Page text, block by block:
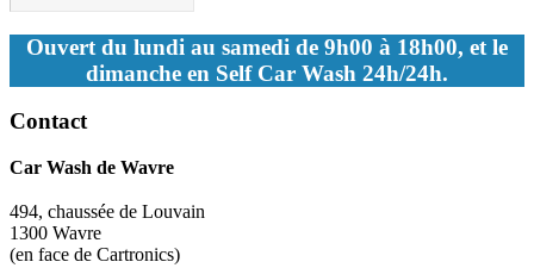
Ouvert du lundi au samedi de 9h00 à 18h00, et le
dimanche en Self Car Wash 24h/24h.
Contact
Car Wash de Wavre
494, chaussée de Louvain
1300 Wavre
(en face de Cartronics)